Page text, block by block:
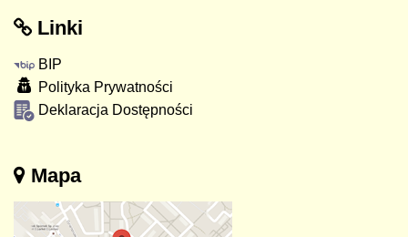
Linki
BIP
Polityka Prywatności
Deklaracja Dostępności
Mapa